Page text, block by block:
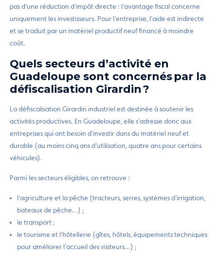
pas d’une réduction d’impôt directe : l’avantage fiscal concerne
uniquement les investisseurs. Pour l’entreprise, l’aide est indirecte
et se traduit par un matériel productif neuf financé à moindre
coût.
Quels secteurs d’activité en
Guadeloupe sont concernés par la
défiscalisation Girardin ?
La défiscalisation Girardin industriel est destinée à soutenir les
activités productives. En Guadeloupe, elle s’adresse donc aux
entreprises qui ont besoin d’investir dans du matériel neuf et
durable (au moins cinq ans d’utilisation, quatre ans pour certains
véhicules).
Parmi les secteurs éligibles, on retrouve :
l’agriculture et la pêche (tracteurs, serres, systèmes d’irrigation,
bateaux de pêche…) ;
le transport ;
le tourisme et l’hôtellerie (gîtes, hôtels, équipements techniques
pour améliorer l’accueil des visiteurs…) ;